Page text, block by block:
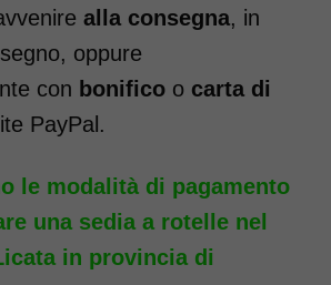
sedia a rotelle ad
ridotto, ideale per il
da porte e ascensori
larghezza totale della
è, infatti, di soli 50
a rotelle può
di pedane
per chi ha la
alla consegna, in
oppure
con bonifico o carta di
PayPal.
le modalità di pagamento
una sedia a rotelle nel
in provincia di